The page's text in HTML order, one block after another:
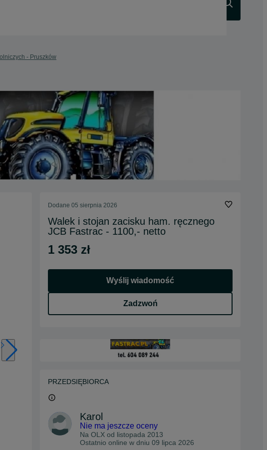
- Pruszków
Dodane 05 sierpnia 2026
Walek i stojan zacisku ham. ręcznego
JCB Fastrac - 1100,- netto
1 353 zł
Wyślij wiadomość
Zadzwoń
PRZEDSIĘBIORCA
Karol
Nie ma jeszcze oceny
Na OLX od listopada 2013
Ostatnio online w dniu 09 lipca 2026